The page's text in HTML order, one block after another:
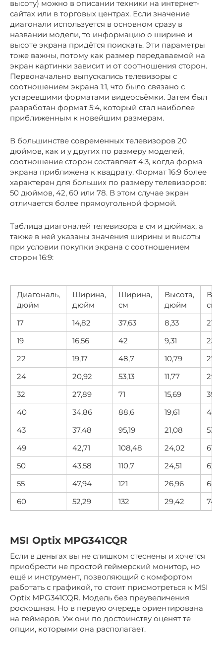
высоту) можно в описании техники на интернет-
сайтах или в торговых центрах. Если значение
диагонали используется в основном сразу в
названии модели, то информацию о ширине и
высоте экрана придётся поискать. Эти параметры
тоже важны, потому как размер передаваемой на
экран картинки зависит и от соотношения сторон.
Первоначально выпускались телевизоры с
соотношением экрана 1:1, что было связано с
устаревшими форматами видеосъёмки. Затем был
разработан формат 5:4, который стал наиболее
приближенным к новейшим размерам.
В большинстве современных телевизоров 20
дюймов, как и у других по размеру моделей,
соотношение сторон составляет 4:3, когда форма
экрана приближена к квадрату. Формат 16:9 более
характерен для больших по размеру телевизоров:
50 дюймов, 42, 60 или 78. В этом случае экран
отличается более прямоугольной формой.
Таблица диагоналей телевизора в см и дюймах, а
также в ней указаны значения ширины и высоты
при условии покупки экрана с соотношением
сторон 16:9:
Диагональ,
дюйм
Ширина,
дюйм
Ширина,
см
Высота,
дюйм
см
17
14,82 37,63 8,33
21,17
19
16,56 42 9,31
23,6
22
19,17 48,7 10,79
27,4
24
20,92 53,13 11,77
32
27,89 71 15,69
39,9
40
34,86 88,6 19,61
49,8
43
37,48 95,19 21,08
49
42,71 108,48 24,02
50
43,58 110,7 24,51
62,3
55
47,94 121 26,96
68,5
60
52,29 132 29,42 74,7
MSI Optix MPG341CQR
Если в деньгах вы не слишком стеснены и хочется
приобрести не простой геймерский монитор, но
ещё и инструмент, позволяющий с комфортом
работать с графикой, то стоит присмотреться к MSI
Optix MPG341CQR. Модель без преувеличения
роскошная. Но в первую очередь ориентирована
на геймеров. Уж они по достоинству оценят те
опции, которыми она располагает.